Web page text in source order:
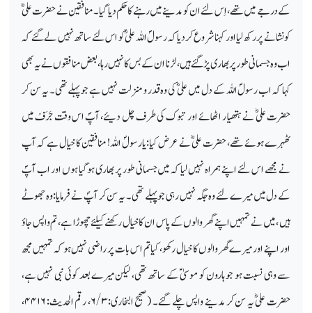
کے درجے میں تھے، اِس لئے ان کو مدینے میں رہنے کا حکم دیا گیا۔ منافقین نے حضرت علیؓ
کو نشانے پر رکھ لیا اور کہنا شروع کردیا کہ رسولؐ اللہ علیؓ کو اس لئے ساتھ نہیں لے گئے کہ
اب وہ جسمانی طور پر بھاری پڑ گئے ہیں ، لڑنا ان کے بس کا نہیں رہا، بعض منافقوں نے یہ بھی
کہا کہ اب رسولؐ اللہ کے دل میں علیؓ کی وہ قدر و منزلت نہیں ہے جو پہلے تھی۔ یہ سن کر
حضرت علیؓ نے ہتھیار اٹھائے اور تبوک کی طرف چل دیئے، آپؐ اس وقت جَرَفْ میں
ٹھہرے ہوئے تھے، حضرت علیؓ نے عرض کیا: یارسولؐ اللہ! منافقین کا خیال ہے کہ آپ
نے مجھے اس لئے اپنے ہمراہ نہیں لیا کہ میں جسمانی طور پر بھاری ہوگیا ہوں اور اب آپؐ
کے دل میں میرے لئے وہ جگہ نہیں رہی جو پہلے تھی۔ یہ سن کر آپؐ نے فرمایا: وہ جھوٹے
ہیں ، میں نے تمہیں اپنے گھر والوں کے پاس ان کا خیال رکھنے کیلئے چھوڑا ہے، تم واپس جاؤ
اور اپنے اور میرے گھر والوں کا خیال رکھو، کیا تم اس بات پر راضی نہیں ہو کہ تمہیں مجھ
سے وہی نسبت ہو جو ہارون کو موسیٰؑ کے ساتھ تھی، لیکن میرے بعد کوئی نبی نہیں ہے،
حضرت علیؓ یہ سن کر مدینے واپس چلے گئے۔ (صحیح البخاری:۶/۳، رقم الحدیث:۴۴۱۶،